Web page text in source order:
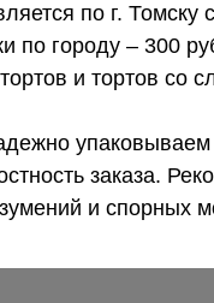
по г. Томску
по городу – 300
и тортов со
заказа.
и спорных